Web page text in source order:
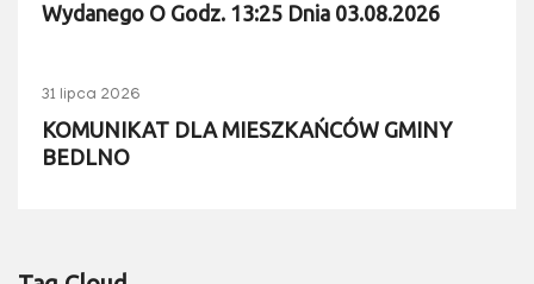
Wydanego O Godz. 13:25 Dnia 03.08.2026
31 lipca 2026
KOMUNIKAT DLA MIESZKAŃCÓW GMINY
BEDLNO